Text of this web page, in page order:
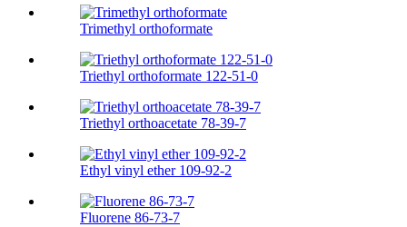
Trimethyl orthoformate
Triethyl orthoformate 122-51-0
Triethyl orthoacetate 78-39-7
Ethyl vinyl ether 109-92-2
Fluorene 86-73-7